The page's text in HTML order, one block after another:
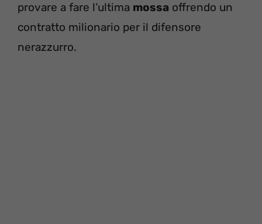
provare a fare l’ultima mossa offrendo un
contratto milionario per il difensore
nerazzurro.